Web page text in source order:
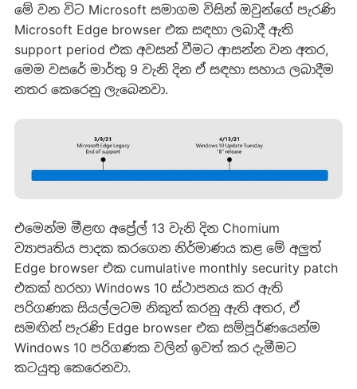
මේ වන විට Microsoft සමාගම විසින් ඔවුන්ගේ පැරණි
Microsoft Edge browser එක සඳහා ලබාදී ඇති
support period එක අවසන් වීමට ආසන්න වන අතර,
මෙම වසරේ මාර්තු 9 වැනි දින ඒ සඳහා සහාය ලබාදීම
නතර කෙරෙනු ලැබෙනවා.
එමෙන්ම මීළඟ අප්‍රේල් 13 වැනි දින Chomium
ව්‍යාපෘතිය පාදක කරගෙන නිර්මාණය කළ මේ අලුත්
Edge browser එක cumulative monthly security patch
එකක් හරහා Windows 10 ස්ථාපනය කර ඇති
පරිගණක සියල්ලටම නිකුත් කරනු ඇති අතර, ඒ
සමඟින් පැරණි Edge browser එක සම්පූර්ණයෙන්ම
Windows 10 පරිගණක වලින් ඉවත් කර දැමීමට
කටයුතු කෙරෙනවා.